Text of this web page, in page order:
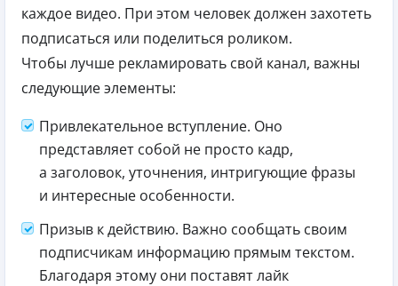
каждое видео. При этом человек должен захотеть
подписаться или поделиться роликом.
Чтобы лучше рекламировать свой канал, важны
следующие элементы:
Привлекательное вступление. Оно
представляет собой не просто кадр,
а заголовок, уточнения, интригующие фразы
и интересные особенности.
Призыв к действию. Важно сообщать своим
подписчикам информацию прямым текстом.
Благодаря этому они поставят лайк